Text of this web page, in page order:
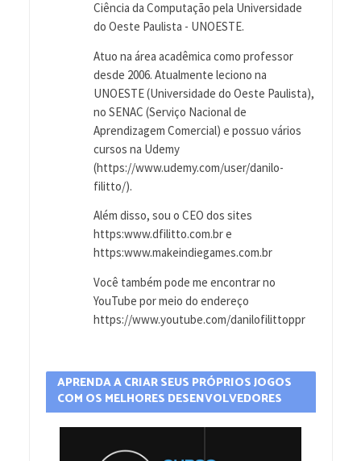
Ciência da Computação pela Universidade
do Oeste Paulista - UNOESTE.
Atuo na área acadêmica como professor
desde 2006. Atualmente leciono na
UNOESTE (Universidade do Oeste Paulista),
no SENAC (Serviço Nacional de
Aprendizagem Comercial) e possuo vários
cursos na Udemy
(https://www.udemy.com/user/danilo-
filitto/).
Além disso, sou o CEO dos sites
https:www.dfilitto.com.br e
https:www.makeindiegames.com.br
Você também pode me encontrar no
YouTube por meio do endereço
https://www.youtube.com/danilofilittoppr
APRENDA A CRIAR SEUS PRÓPRIOS JOGOS
COM OS MELHORES DESENVOLVEDORES